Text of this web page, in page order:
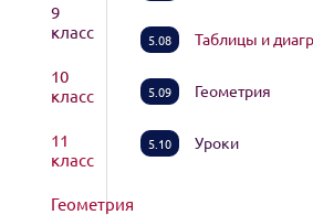
9
класс
10
класс
11
класс
Геометрия
5.08 Таблицы и
5.09 Геометрия
5.10 Уроки